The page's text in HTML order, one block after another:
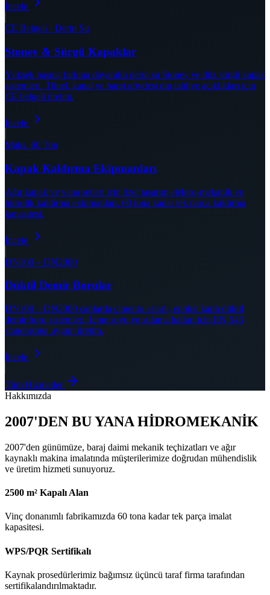
İncele
CE Belgeli · Derin Su
Stoney & Sürgü Kapaklar
Yüksek basınç farkına dayanıklı derin su Stoney ve düz sürgü kapak
sistemleri. Tünel, kanal ve baraj gövdesi dip tahliye açıklıkları için
CE belgeli üretim.
İncele
Maks. 60 Ton
Kapak Kaldırma Ekipmanları
Ağır kapak ve vana setleri için özel tasarım elektro-mekanik ve
hidrolik kaldırma ekipmanları. 60 tona kadar tek parça kaldırma
kapasitesi.
İncele
DN100 – DN2000
Düktil Demir Borular
DN100 – DN2000 çaplarda çimento astarlı, epoksi kaplı düktil
demir boru sistemleri. İçme suyu ve sulama hatları için EN 545
standardına uygun üretim.
İncele
Tüm Hizmetler
Hakkımızda
2007'DEN BU YANA HİDROMEKANİK
2007'den günümüze, baraj daimi mekanik teçhizatları ve ağır
kaynaklı makina imalatında müşterilerimize doğrudan mühendislik
ve üretim hizmeti sunuyoruz.
2500 m² Kapalı Alan
Vinç donanımlı fabrikamızda 60 tona kadar tek parça imalat
kapasitesi.
WPS/PQR Sertifikalı
Kaynak prosedürlerimiz bağımsız üçüncü taraf firma tarafından
sertifikalandırılmaktadır.